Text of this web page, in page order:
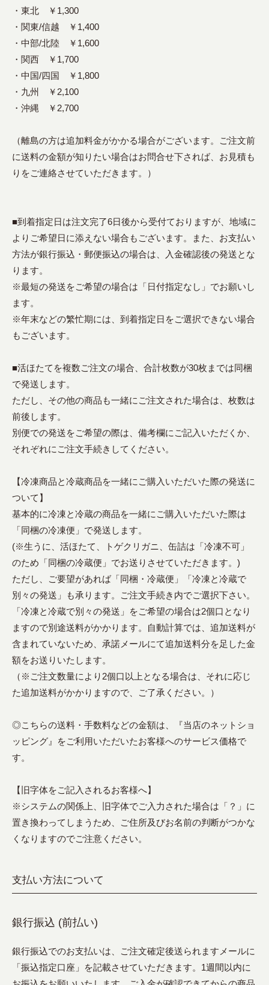
・東北 ￥1,300
・関東/信越 ￥1,400
・中部/北陸 ￥1,600
・関西 ￥1,700
・中国/四国 ￥1,800
・九州 ￥2,100
・沖縄 ￥2,700
（離島の方は追加料金がかかる場合がございます。ご注文前
に送料の金額が知りたい場合はお問合せ下されば、お見積も
りをご連絡させていただきます。）
■到着指定日は注文完了6日後から受付ておりますが、地域に
よりご希望日に添えない場合もございます。また、お支払い
方法が銀行振込・郵便振込の場合は、入金確認後の発送とな
ります。
※最短の発送をご希望の場合は「日付指定なし」でお願いし
ます。
※年末などの繁忙期には、到着指定日をご選択できない場合
もございます。
■活ほたてを複数ご注文の場合、合計枚数が30枚までは同梱
で発送します。
ただし、その他の商品も一緒にご注文された場合は、枚数は
前後します。
別便での発送をご希望の際は、備考欄にご記入いただくか、
それぞれにご注文手続きしてください。
【冷凍商品と冷蔵商品を一緒にご購入いただいた際の発送に
ついて】
基本的に冷凍と冷蔵の商品を一緒にご購入いただいた際は
「同梱の冷凍便」で発送します。
(※生うに、活ほたて、トゲクリガニ、缶詰は「冷凍不可」
のため「同梱の冷蔵便」でお送りさせていただきます。)
ただし、ご要望があれば「同梱・冷蔵便」「冷凍と冷蔵で
別々の発送」も承ります。ご注文手続き内でご選択下さい。
「冷凍と冷蔵で別々の発送」をご希望の場合は2個口となり
ますので別途送料がかかります。自動計算では、追加送料が
含まれていないため、承諾メールにて追加送料分を足した金
額をお送りいたします。
（※ご注文数量により2個口以上となる場合は、それに応じ
た追加送料がかかりますので、ご了承ください。）
◎こちらの送料・手数料などの金額は、『当店のネットショ
ッピング』をご利用いただいたお客様へのサービス価格で
す。
【旧字体をご記入されるお客様へ】
※システムの関係上、旧字体でご入力された場合は「？」に
置き換わってしまうため、ご住所及びお名前の判断がつかな
くなりますのでご注意ください。
支払い方法について
銀行振込 (前払い)
銀行振込でのお支払いは、ご注文確定後送られますメールに
「振込指定口座」を記載させていただきます。1週間以内に